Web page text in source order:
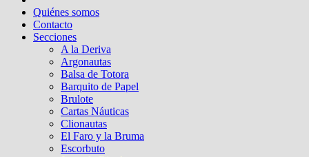
Quiénes somos
Contacto
Secciones
A la Deriva
Argonautas
Balsa de Totora
Barquito de Papel
Brulote
Cartas Náuticas
Clionautas
El Faro y la Bruma
Escorbuto